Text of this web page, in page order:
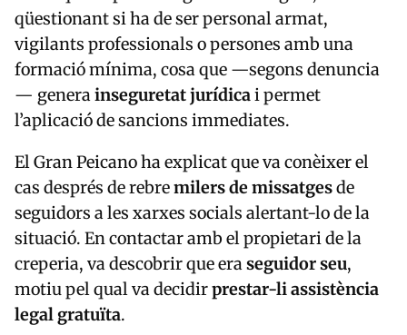
qüestionant si ha de ser personal armat,
vigilants professionals o persones amb una
formació mínima, cosa que —segons denuncia
— genera inseguretat jurídica i permet
l’aplicació de sancions immediates.
El Gran Peicano ha explicat que va conèixer el
cas després de rebremilers de missatgesde
seguidors a les xarxes socials alertant-lo de la
situació. En contactar amb el propietari de la
creperia, va descobrir que era seguidor seu,
motiu pel qual va decidirprestar-li assistència
legal gratuïta.